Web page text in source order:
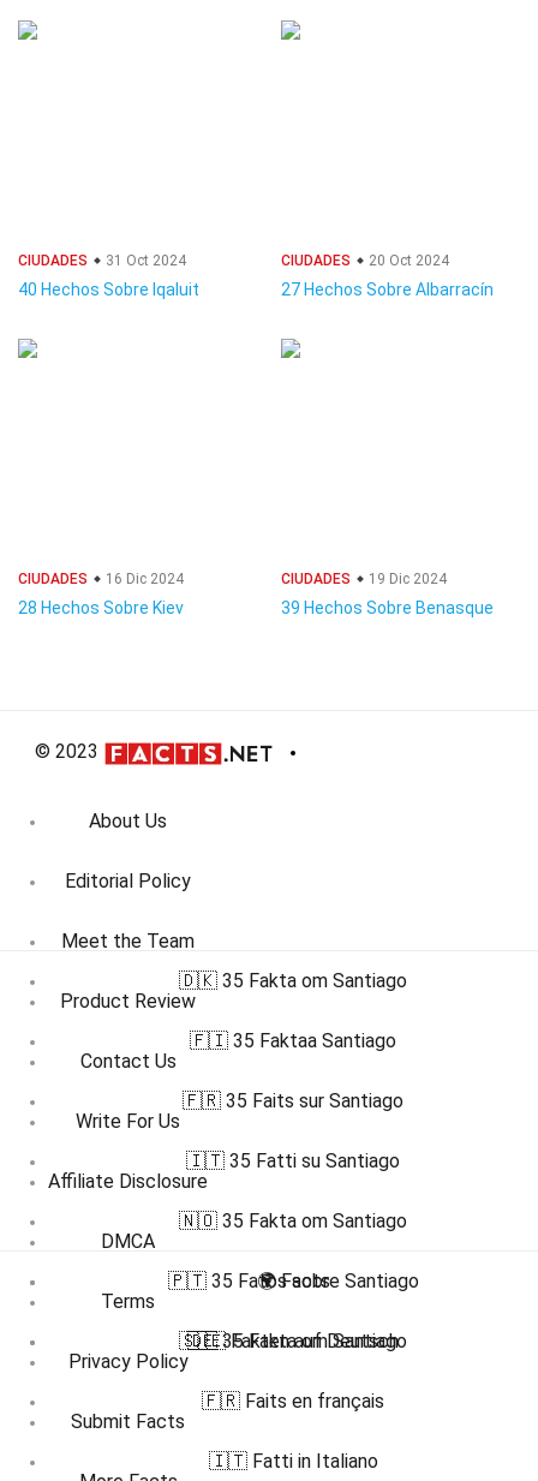
CIUDADES 31 Oct 2024
40 Hechos Sobre Iqaluit
CIUDADES 20 Oct 2024
27 Hechos Sobre Albarracín
CIUDADES 16 Dic 2024
28 Hechos Sobre Kiev
CIUDADES 19 Dic 2024
39 Hechos Sobre Benasque
© 2023
About Us
Editorial Policy
Meet the Team
Product Review
Contact Us
Write For Us
Affiliate Disclosure
DMCA
Terms
Privacy Policy
Submit Facts
🇩🇰 35 Fakta om Santiago
🇫🇮 35 Faktaa Santiago
🇫🇷 35 Faits sur Santiago
🇮🇹 35 Fatti su Santiago
🇳🇴 35 Fakta om Santiago
🇵🇹 35 Fatos sobre Santiago
🇸🇪 35 Fakta om Santiago
🌍 Facts
🇩🇪 Fakten auf Deutsch
🇫🇷 Faits en français
🇮🇹 Fatti in Italiano